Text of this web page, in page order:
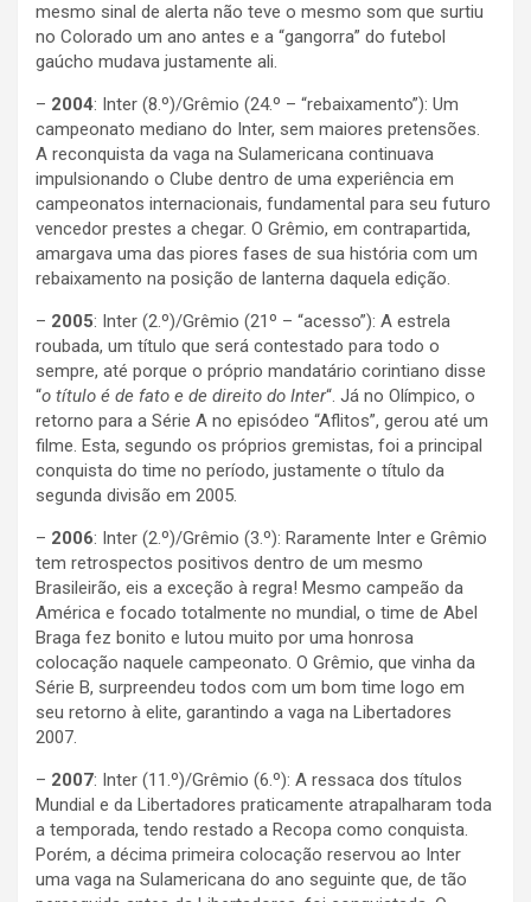
mesmo sinal de alerta não teve o mesmo som que surtiu
no Colorado um ano antes e a “gangorra” do futebol
gaúcho mudava justamente ali.
– 2004: Inter (8.º)/Grêmio (24.º – “rebaixamento”): Um
campeonato mediano do Inter, sem maiores pretensões.
A reconquista da vaga na Sulamericana continuava
impulsionando o Clube dentro de uma experiência em
campeonatos internacionais, fundamental para seu futuro
vencedor prestes a chegar. O Grêmio, em contrapartida,
amargava uma das piores fases de sua história com um
rebaixamento na posição de lanterna daquela edição.
– 2005: Inter (2.º)/Grêmio (21º – “acesso”): A estrela
roubada, um título que será contestado para todo o
sempre, até porque o próprio mandatário corintiano disse
“o título é de fato e de direito do Inter“. Já no Olímpico, o
retorno para a Série A no episódeo “Aflitos”, gerou até um
filme. Esta, segundo os próprios gremistas, foi a principal
conquista do time no período, justamente o título da
segunda divisão em 2005.
– 2006: Inter (2.º)/Grêmio (3.º): Raramente Inter e Grêmio
tem retrospectos positivos dentro de um mesmo
Brasileirão, eis a exceção à regra! Mesmo campeão da
América e focado totalmente no mundial, o time de Abel
Braga fez bonito e lutou muito por uma honrosa
colocação naquele campeonato. O Grêmio, que vinha da
Série B, surpreendeu todos com um bom time logo em
seu retorno à elite, garantindo a vaga na Libertadores
2007.
– 2007: Inter (11.º)/Grêmio (6.º): A ressaca dos títulos
Mundial e da Libertadores praticamente atrapalharam toda
a temporada, tendo restado a Recopa como conquista.
Porém, a décima primeira colocação reservou ao Inter
uma vaga na Sulamericana do ano seguinte que, de tão